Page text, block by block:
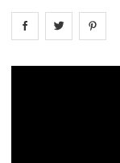
Share onShare on